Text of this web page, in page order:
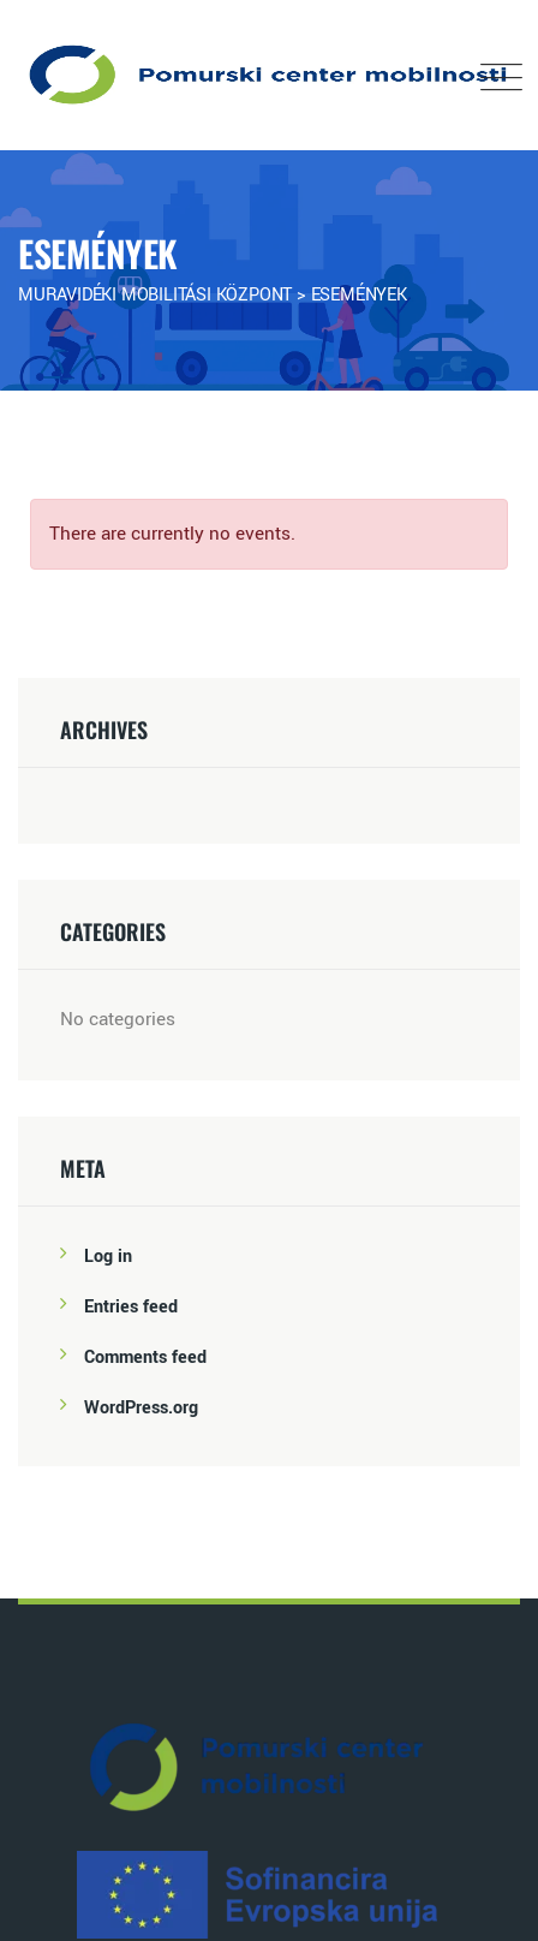
ESEMÉNYEK
MURAVIDÉKI MOBILITÁSI KÖZPONT> ESEMÉNYEK
There are currently no events.
ARCHIVES
CATEGORIES
No categories
META
Log in
Entries feed
Comments feed
WordPress.org